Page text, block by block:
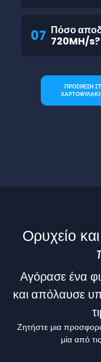
07 Πόσο
720MH/s?
ΠΡΟΣΘΕΣΗ
Ορυχείο
Αγόρασε ένα
και απόλαυσε
Ζητήστε μια
μία από